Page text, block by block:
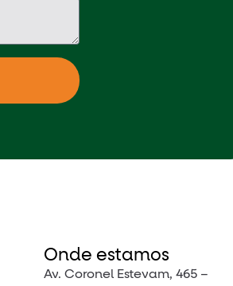
Onde estamos
Av. Coronel Estevam, 465 –